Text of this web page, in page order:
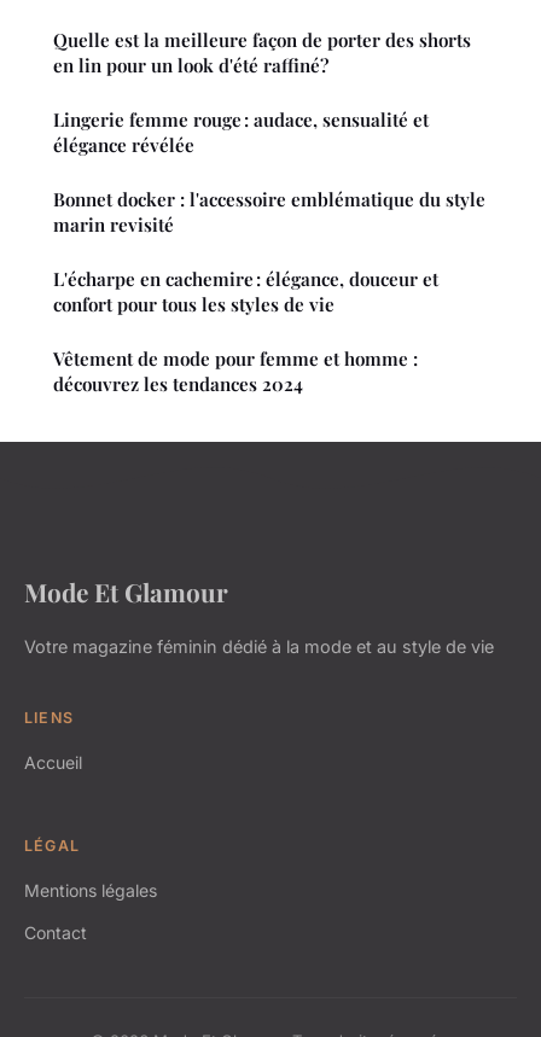
Quelle est la meilleure façon de porter des shorts
en lin pour un look d'été raffiné?
Lingerie femme rouge : audace, sensualité et
élégance révélée
Bonnet docker : l'accessoire emblématique du style
marin revisité
L'écharpe en cachemire : élégance, douceur et
confort pour tous les styles de vie
Vêtement de mode pour femme et homme :
découvrez les tendances 2024
Mode Et Glamour
Votre magazine féminin dédié à la mode et au style de vie
LIENS
Accueil
LÉGAL
Mentions légales
Contact